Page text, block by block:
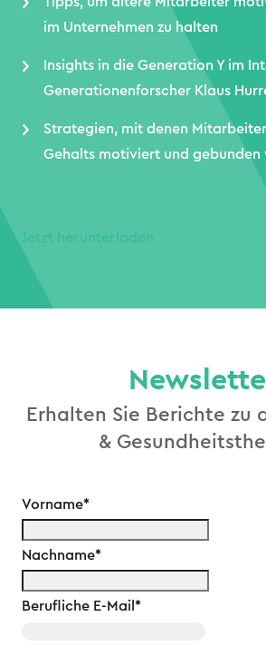
im Unternehmen zu halten
Insights in die Generation Y im
Generationenforscher Klaus
Strategien, mit denen
Gehalts motiviert und gebunden
Jetzt herunterladen
Erhalten Sie Berichte zu
&
Vorname*
Nachname*
Berufliche E-Mail *